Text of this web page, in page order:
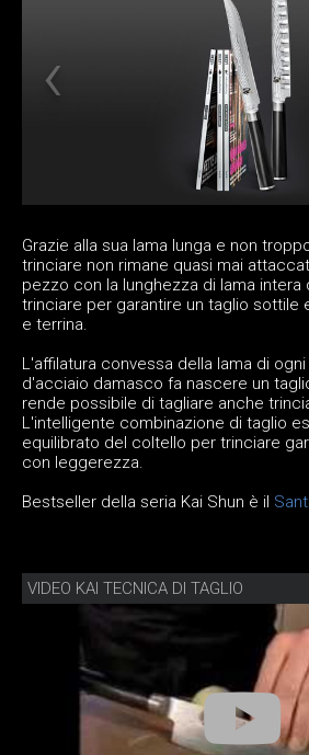
Grazie alla sua lama lunga e non
trinciare non rimane quasi mai
pezzo con la lunghezza di lama
trinciare per garantire un taglio sottile
e terrina.
L'affilatura convessa della lama di
d'acciaio damasco fa nascere un
rende possibile di tagliare anche
L'intelligente combinazione di taglio
equilibrato del coltello per trinciare
con leggerezza.
Bestseller della seria Kai Shun è il
VIDEO KAI TECNICA DI TAGLIO